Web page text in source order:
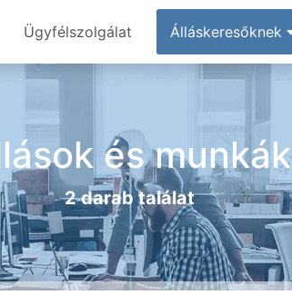
Ügyfélszolgálat Álláskeresőknek
és munkák
2 darab találat